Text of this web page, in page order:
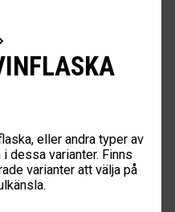
eller andra typer av
dessa varianter. Finns
varianter att välja på